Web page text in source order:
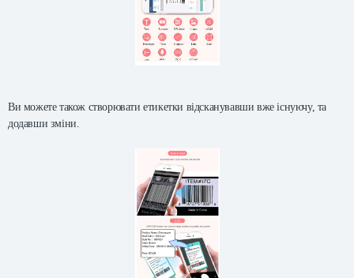
Ви можете також створювати етикетки відсканувавши вже існуючу, та
додавши зміни.